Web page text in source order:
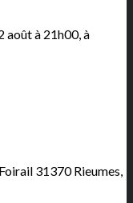
août à 21h00, à
31370 Rieumes,